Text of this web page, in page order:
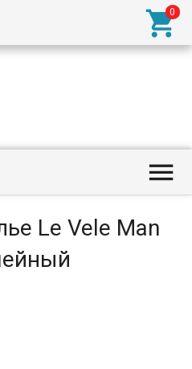


Le Vele Man